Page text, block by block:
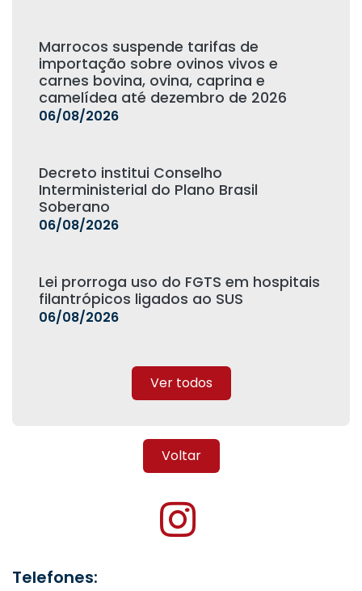
Marrocos suspende tarifas de
importação sobre ovinos vivos e
carnes bovina, ovina, caprina e
camelídea até dezembro de 2026
06/08/2026
Decreto institui Conselho
Interministerial do Plano Brasil
Soberano
06/08/2026
Lei prorroga uso do FGTS em hospitais
filantrópicos ligados ao SUS
06/08/2026
Ver todos
Voltar
Telefones: